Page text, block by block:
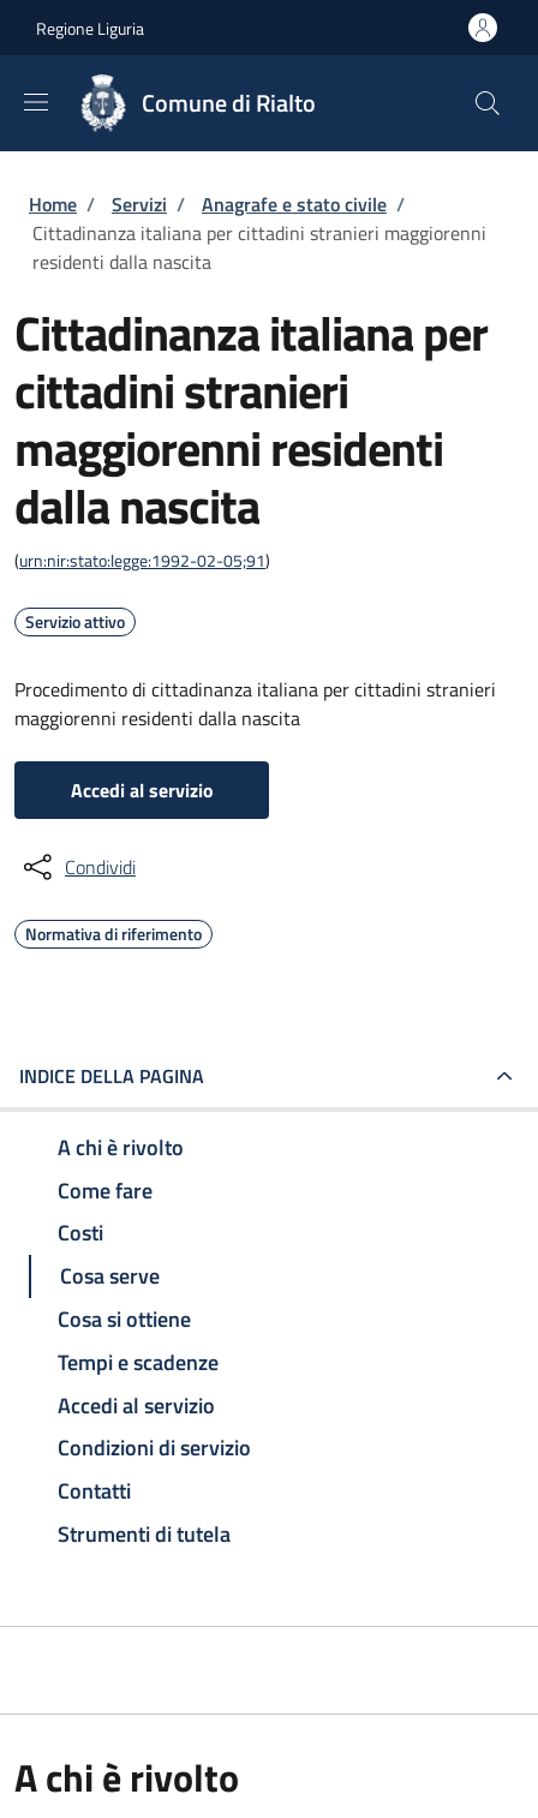
Regione Liguria
Comune di Rialto
Briciole di pane
Home / Servizi / Anagrafe e stato civile /
Cittadinanza italiana per cittadini stranieri maggiorenni
residenti dalla nascita
Cittadinanza italiana per
cittadini stranieri
maggiorenni residenti
dalla nascita
(urn:nir:stato:legge:1992-02-05;91)
Servizio attivo
Procedimento di cittadinanza italiana per cittadini stranieri
maggiorenni residenti dalla nascita
Accedi al servizio
Condividi
Normativa di riferimento
INDICE DELLA PAGINA
A chi è rivolto
Come fare
Costi
Cosa serve
Cosa si ottiene
Tempi e scadenze
Accedi al servizio
Condizioni di servizio
Contatti
Strumenti di tutela
A chi è rivolto